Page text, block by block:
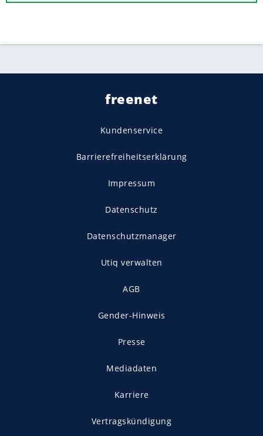
freenet
Kundenservice
Barrierefreiheitserklärung
Impressum
Datenschutz
Datenschutzmanager
Utiq verwalten
AGB
Gender-Hinweis
Presse
Mediadaten
Karriere
Vertragskündigung